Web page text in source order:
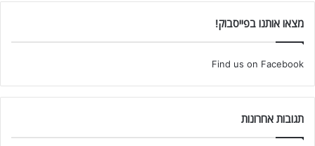
מצאו אותנו בפייסבוק!
Find us on Facebook
תגובות אחרונות